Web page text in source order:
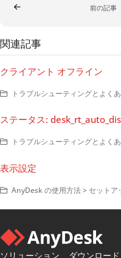
前の記事
関連記事
クライアント オフライン
トラブルシューティングとよく
ステータス:
トラブルシューティングとよく
表示設定
AnyDesk の使用方法 > セットア
ソリューション ダウンロード